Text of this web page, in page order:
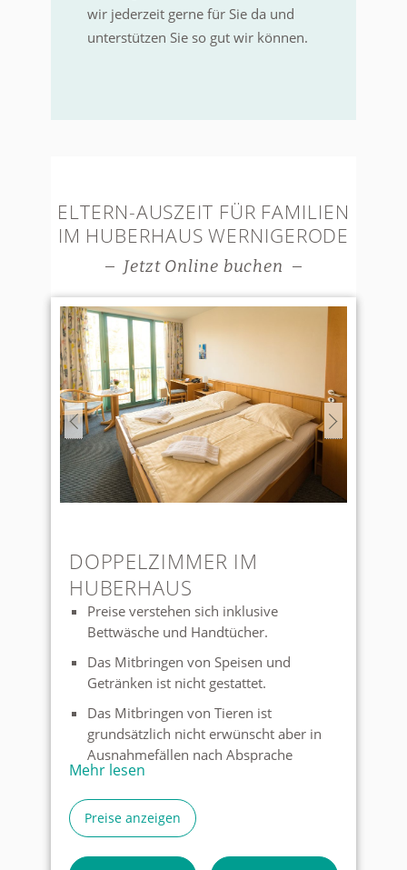
wir jederzeit gerne für Sie da und
unterstützen Sie so gut wir können.
ELTERN-AUSZEIT FÜR FAMILIEN
IM HUBERHAUS WERNIGERODE
Jetzt Online buchen
DOPPELZIMMER IM
HUBERHAUS
Preise verstehen sich inklusive
Bettwäsche und Handtücher.
Das Mitbringen von Speisen und
Getränken ist nicht gestattet.
Das Mitbringen von Tieren ist
grundsätzlich nicht erwünscht aber in
Ausnahmefällen nach Absprache
möglich.
Auf den Zimmern gibt es keinen TV,
allerdings im Aufenthaltsraum
Mehr lesen
Preise anzeigen